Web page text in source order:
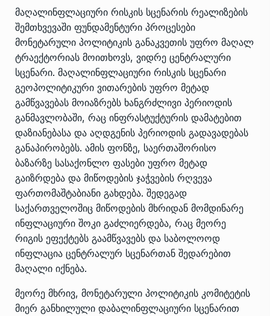
მაღალინფლაციური რისკის სცენარის რეალიზების
შემთხვევაში ფუნდამენტური პროცესები
მონეტარული პოლიტიკის განაკვეთის უფრო მაღალ
ტრაექტორიას მოითხოვს, ვიდრე ცენტრალური
სცენარი. მაღალინფლაციური რისკის სცენარი
გეოპოლიტიკური ვითარების უფრო მეტად
გამწვავებას მოიაზრებს ხანგრძლივი პერიოდის
განმავლობაში, რაც ინფრასტუქტურის დამატებით
დაზიანებასა და აღდგენის პერიოდის გადავადებას
განაპირობებს. ამის ფონზე, საერთაშორისო
ბაზარზე სასაქონლო ფასები უფრო მეტად
გაიზრდება და მიწოდების ჯაჭვების რღვევა
ფართომაშტაბიანი გახდება. შედეგად
საქართველოშიც მიწოდების მხრიდან მომდინარე
ინფლაციური შოკი გაძლიერდება, რაც მეორე
რიგის ეფექტებს გაამწვავებს და საბოლოოდ
ინფლაცია ცენტრალურ სცენართან შედარებით
მაღალი იქნება.
მეორე მხრივ, მონეტარული პოლიტიკის კომიტეტის
მიერ განხილული დაბალინფლაციური სცენარით